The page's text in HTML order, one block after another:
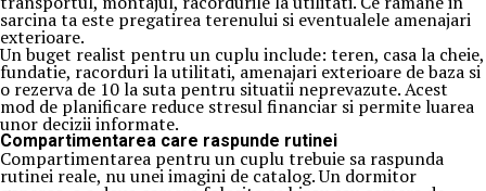
sarcina ta este pregatirea terenului si eventualele amenajari
exterioare.
Un buget realist pentru un cuplu include: teren, casa la cheie,
fundatie, racorduri la utilitati, amenajari exterioare de baza si
o rezerva de 10 la suta pentru situatii neprevazute. Acest
mod de planificare reduce stresul financiar si permite luarea
unor decizii informate.
Compartimentarea care raspunde rutinei
Compartimentarea pentru un cuplu trebuie sa raspunda
rutinei reale, nu unei imagini de catalog. Un dormitor